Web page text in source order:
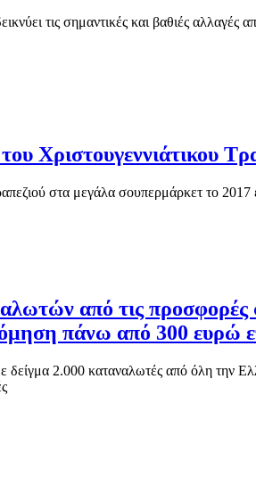
τις σημαντικές και βαθιές αλλαγές
Χριστουγεννιάτικου
στα μεγάλα σουπερμάρκετ το
από τις
πάνω από 300 ευρώ
δείγμα 2.000 καταναλωτές από όλη την